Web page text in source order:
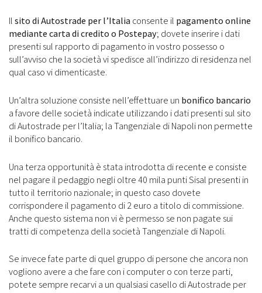
Ilsito di Autostrade per l’Italiaconsente il pagamento online
mediante carta di credito o Postepay; dovete inserire i dati
presenti sul rapporto di pagamento in vostro possesso o
sull’avviso che la società vi spedisce all’indirizzo di residenza nel
qual caso vi dimenticaste.
Un’altra soluzione consiste nell’effettuare un bonifico bancario
a favore delle società indicate utilizzando i dati presenti sul sito
di Autostrade per l’Italia; la Tangenziale di Napoli non permette
il bonifico bancario.
Una terza opportunità è stata introdotta di recente e consiste
nel pagare il pedaggio negli oltre 40 mila punti Sisal presenti in
tutto il territorio nazionale; in questo caso dovete
corrispondere il pagamento di 2 euro a titolo di commissione.
Anche questo sistema non vi è permesso se non pagate sui
tratti di competenza della società Tangenziale di Napoli.
Se invece fate parte di quel gruppo di persone che ancora non
vogliono avere a che fare con i computer o con terze parti,
potete sempre recarvi a un qualsiasi casello di Autostrade per